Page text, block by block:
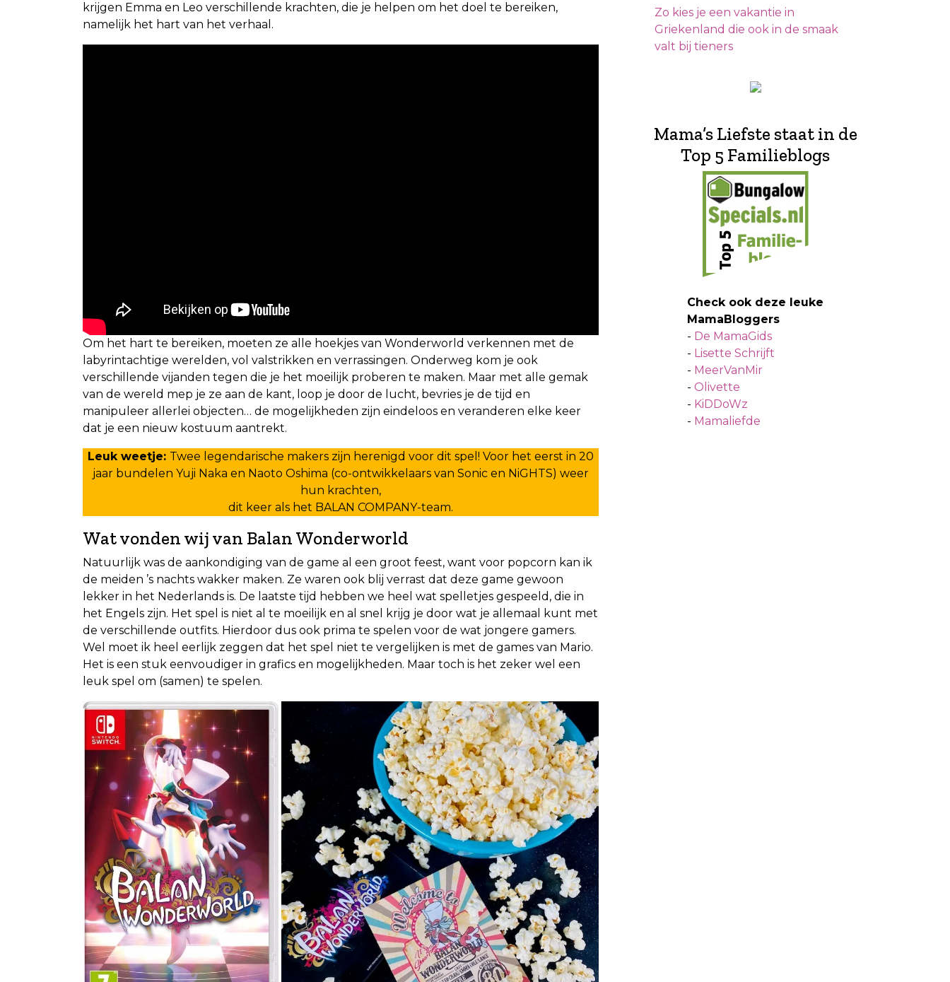
krijgen Emma en Leo verschillende krachten, die je helpen om het doel te bereiken,
namelijk het hart van het verhaal.
Om het hart te bereiken, moeten ze alle hoekjes van Wonderworld verkennen met de
labyrintachtige werelden, vol valstrikken en verrassingen. Onderweg kom je ook
verschillende vijanden tegen die je het moeilijk proberen te maken. Maar met alle gemak
van de wereld mep je ze aan de kant, loop je door de lucht, bevries je de tijd en
manipuleer allerlei objecten… de mogelijkheden zijn eindeloos en veranderen elke keer
dat je een nieuw kostuum aantrekt.
Leuk weetje: Twee legendarische makers zijn herenigd voor dit spel! Voor het eerst in 20
jaar bundelen Yuji Naka en Naoto Oshima (co-ontwikkelaars van Sonic en NiGHTS) weer
hun krachten,
dit keer als het BALAN COMPANY-team.
Wat vonden wij van Balan Wonderworld
Natuurlijk was de aankondiging van de game al een groot feest, want voor popcorn kan ik
de meiden ’s nachts wakker maken. Ze waren ook blij verrast dat deze game gewoon
lekker in het Nederlands is. De laatste tijd hebben we heel wat spelletjes gespeeld, die in
het Engels zijn. Het spel is niet al te moeilijk en al snel krijg je door wat je allemaal kunt met
de verschillende outfits. Hierdoor dus ook prima te spelen voor de wat jongere gamers.
Wel moet ik heel eerlijk zeggen dat het spel niet te vergelijken is met de games van Mario.
Het is een stuk eenvoudiger in grafics en mogelijkheden. Maar toch is het zeker wel een
leuk spel om (samen) te spelen.
Zo kies je een vakantie in
Griekenland die ook in de smaak
valt bij tieners
Mama’s Liefste staat in de
Top 5 Familieblogs
Check ook deze leuke
MamaBloggers
- De MamaGids
- Lisette Schrijft
- MeerVanMir
- Olivette
- KiDDoWz
- Mamaliefde